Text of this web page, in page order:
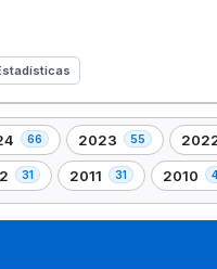
66 2023 55
,
55
elemento(s)
,
47
31 2011 31
,
31
2010
,
47